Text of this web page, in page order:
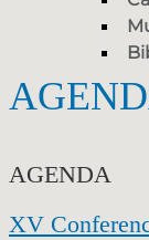
AGENDA
XV